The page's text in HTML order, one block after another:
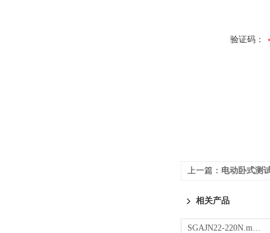
验证码：
上一篇： 电动卧式测试
相关产品
SGAJN22-220N.m便携式扭力测试仪 传感器动力